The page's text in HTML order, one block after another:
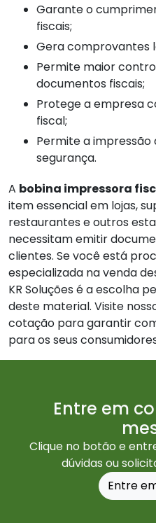
Garante o cumprimento legal das normas
fiscais;
Gera
Permite maior controle na emissão de
documentos fiscais;
Protege a empresa contra fraudes e evasão
fiscal;
Permite a impressão de documentos com
segurança.
A bobina impressora
item essencial em lojas,
restaurantes e outros
necessitam emitir
clientes. Se você está
especializada na venda
KR Soluções é a escolha
deste material. Visite
cotação para garantir
para os seus
Entre em
Clique no botão e
dúvidas ou
Entre